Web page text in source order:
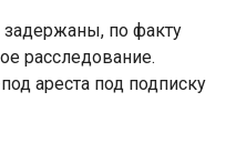
задержаны, по факту
расследование.
ареста под подписку